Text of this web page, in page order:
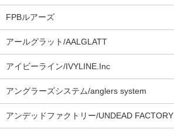
FPBルアーズ
アールグラット/AALGLATT
アイビーライン/IVYLINE.Inc
アングラーズシステム/anglers system
アンデッドファクトリー/UNDEAD FACTORY